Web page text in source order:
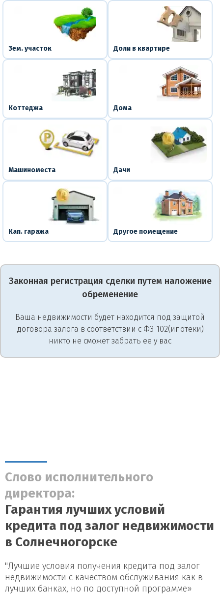
Зем. участок Доли в квартире
Коттеджа Дома
Машиноместа Дачи
Кап. гаража Другое помещение
Законная регистрация сделки путем наложение
обременение
Ваша недвижимости будет находится под защитой
договора залога в соответствии с ФЗ-102(ипотеки)
никто не сможет забрать ее у вас
Слово исполнительного
директора:
Гарантия лучших условий
кредита под залог недвижимости
в Солнечногорске
"Лучшие условия получения кредита под залог
недвижимости с качеством обслуживания как в
лучших банках, но по доступной программе»